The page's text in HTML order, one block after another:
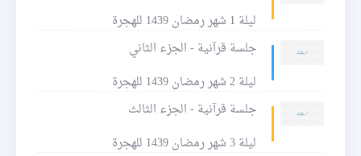
ليلة 1 شهر رمضان 1439 للهجرة
جلسة قرآنية - الجزء الثاني
ليلة 2 شهر رمضان 1439 للهجرة
جلسة قرآنية - الجزء الثالث
ليلة 3 شهر رمضان 1439 للهجرة